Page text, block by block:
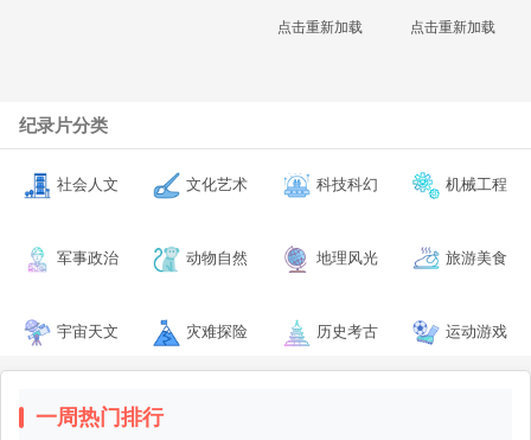
点击重新加载 点击重新加载
纪录片分类
社会人文 文化艺术 科技科幻 机械工程
军事政治 动物自然 地理风光 旅游美食
宇宙天文 灾难探险 历史考古 运动游戏
一周热门排行